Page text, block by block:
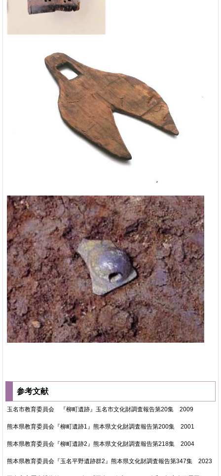
参考文献
玉名市教育委員会 『柳町遺跡』玉名市文化財調査報告第20集 2009
熊本県教育委員会『柳町遺跡1』熊本県文化財調査報告第200集 2001
熊本県教育委員会『柳町遺跡2』熊本県文化財調査報告第218集 2004
熊本県教育委員会『玉名平野遺跡群2』熊本県文化財調査報告第347集 2023